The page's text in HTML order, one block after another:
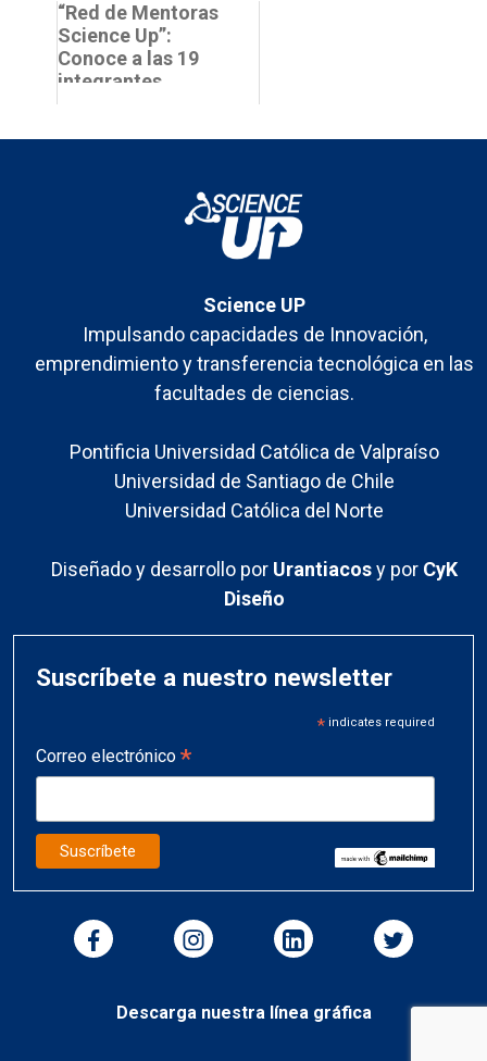
VIU 2024
“Red de Mentoras
Science Up”:
Conoce a las 19
integrantes
Science UP
Impulsando capacidades de Innovación,
emprendimiento y transferencia tecnológica en las
facultades de ciencias.
Pontificia Universidad Católica de Valpraíso
Universidad de Santiago de Chile
Universidad Católica del Norte
Diseñado y desarrollo por Urantiacosy por CyK
Diseño
Suscríbete a nuestro newsletter
*indicates required
Correo electrónico *
Descarga nuestra línea gráfica